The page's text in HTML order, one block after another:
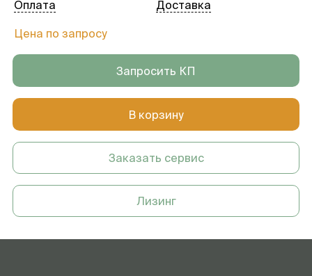
Инструментальный канал
2 мм
Цена по запросу
Оплата Доставка
Запросить КП
В корзину
Заказать сервис
Лизинг